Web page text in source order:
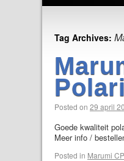
Tag Archives:
Posted on 29 april
Goede kwaliteit
Meer info /
Posted in Marumi